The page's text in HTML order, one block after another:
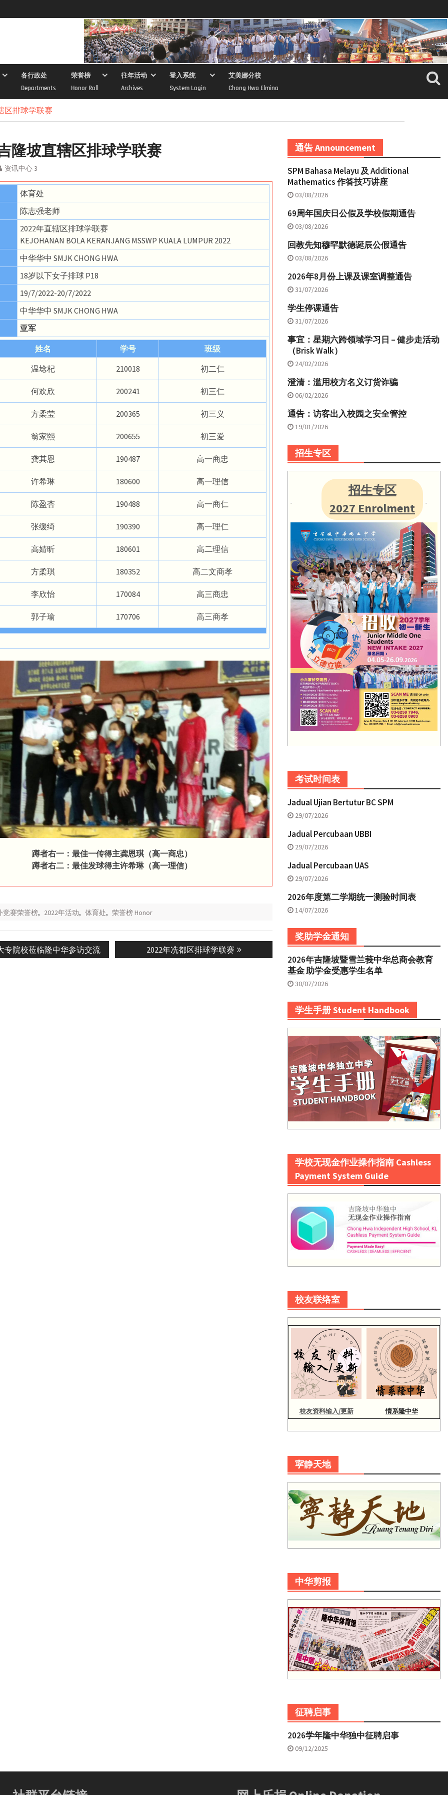
各行政处
Departments
荣誉榜
Honor Roll
往年活动
Archives
登入系统
System Login
艾美娜分校
Chong Hwa Elmina
区排球学联赛
隆坡直辖区排球学联赛
资讯中心 3
体育处
陈志强老师
2022年直辖区排球学联赛
KEJOHANAN BOLA KERANJANG MSSWP KUALA LUMPUR 2022
中华华中 SMJK CHONG HWA
18岁以下女子排球 P18
19/7/2022-20/7/2022
中华华中 SMJK CHONG HWA
亚军
姓名 学号
班级
温埝杞
210018 初二仁
何欢欣 200241 初三仁
方柔莹 200365 初三义
翁家熙 200655 初三爱
龚其恩 190487 高一商忠
许希琳 180600 高一理信
陈盈杏 190488 高一商仁
张缓绮 190390 高一理仁
高婧昕 180601 高二理信
方柔琪 180352 高二文商孝
李欣怡 170084 高三商忠
郭子瑜 170706 高三商孝
蹲者右一：最佳一传得主龚恩琪（高一商忠）
蹲者右二：最佳发球得主许希琳（高一理信）
竞赛荣誉榜, 2022年活动, 体育处, 荣誉榜 Honor
专院校莅临隆中华参访交流
Next
post:
2022年冼都区排球学联赛
通告 Announcement
SPM Bahasa Melayu 及 Additional
Mathematics 作答技巧讲座
03/08/2026
69周年国庆日公假及学校假期通告
03/08/2026
回教先知穆罕默德诞辰公假通告
03/08/2026
2026年8月份上课及课室调整通告
31/07/2026
学生停课通告
31/07/2026
事宜：星期六跨领域学习日 – 健步走活动
（Brisk Walk）
24/02/2026
澄清：滥用校方名义订货诈骗
06/02/2026
通告：访客出入校园之安全管控
19/01/2026
招生专区
招生专区
2027 Enrolment
考试时间表
Jadual Ujian Bertutur BC SPM
29/07/2026
Jadual Percubaan UBBI
29/07/2026
Jadual Percubaan UAS
29/07/2026
2026年度第二学期统一测验时间表
14/07/2026
奖助学金通知
2026年吉隆坡暨雪兰莪中华总商会教育
基金 助学金受惠学生名单
30/07/2026
学生手册 Student Handbook
学校无现金作业操作指南 Cashless
Payment System Guide
校友联络室
校友资料输入/更新 情系隆中华
寜静天地
中华剪报
征聘启事
2026学年隆中华独中征聘启事
09/12/2025